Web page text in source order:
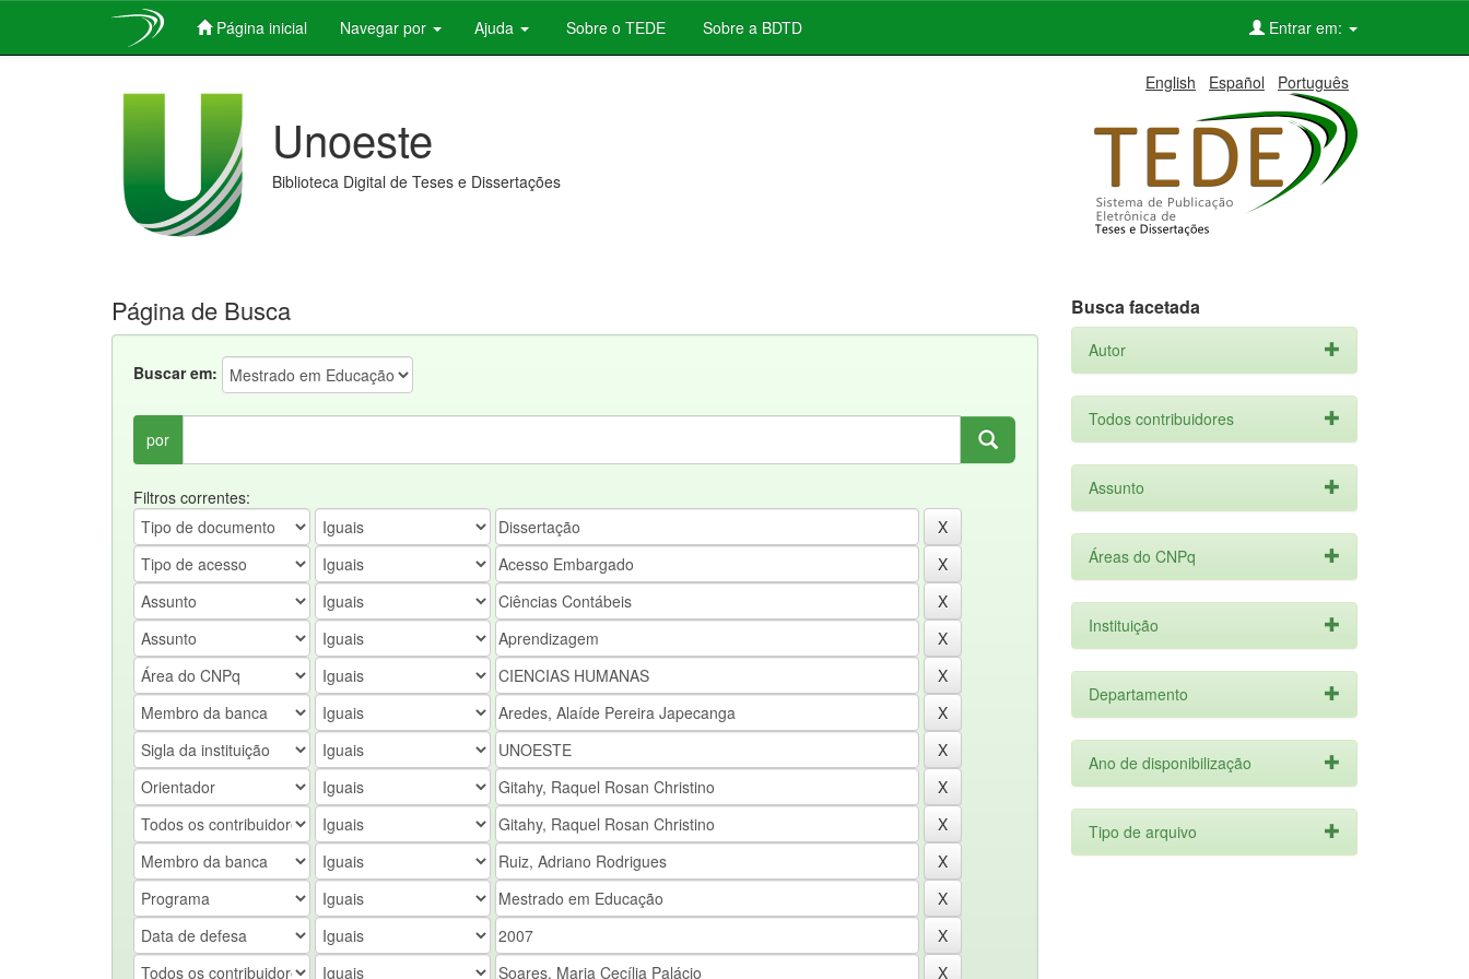
Página inicial Navegar por Ajuda Sobre o TEDE Sobre a BDTD Entrar em:
English Español Português
Unoeste
Biblioteca Digital de Teses e Dissertações
Página de Busca
Buscar em:
por
Filtros correntes:
Busca facetada
Autor
Todos contribuidores
Assunto
Áreas do CNPq
Instituição
Departamento
Ano de disponibilização
Tipo de arquivo